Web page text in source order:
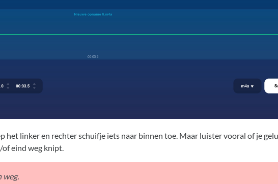
het linker en rechter schuifje iets naar binnen toe. Maar luister vooral of je
eind weg knipt.
weg.